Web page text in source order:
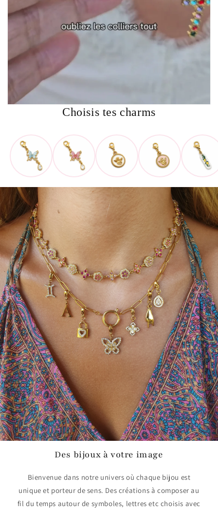
Choisis tes charms
Des bijoux à votre image
Bienvenue dans notre univers où chaque bijou est
unique et porteur de sens. Des créations à composer au
fil du temps autour de symboles, lettres etc choisis avec